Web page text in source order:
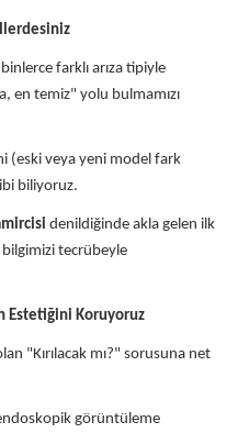
farklı arıza tipiyle
en temiz" yolu bulmamızı
(eski veya yeni model fark
biliyoruz.
denildiğinde akla gelen ilk
bilgimizi tecrübeyle
Estetiğini Koruyoruz
"Kırılacak mı?" sorusuna net
görüntüleme